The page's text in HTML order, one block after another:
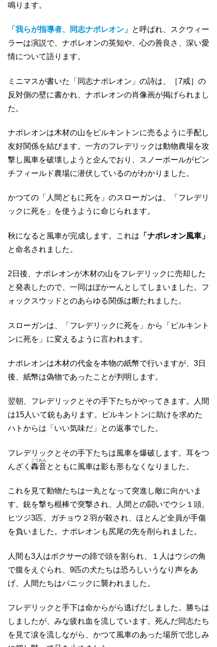
鳴ります。
「我らが指導者、同志ナポレオン」 と呼ばれ、スクウィー
ラーは演説で、ナポレオンの英知や、心の善良さ、深い愛
情について語ります。
ミニマスが書いた「同志ナポレオン」の詩は、［7戒］の
反対側の壁に書かれ、ナポレオンの肖像画が掲げられまし
た。
ナポレオンは木材の山をピルキントンに売るように手配し
友好関係を結びます。一方のフレデリックは動物農場を攻
撃し風車を破壊しようと企んでおり、スノーボールがピン
チフィールド農場に潜伏しているのがわかりました。
かつての「人間どもに死を」のスローガンは、「フレデリ
ックに死を」を使うように命じられます。
秋になると風車が完成します。これは 「ナポレオン風車」
と命名されました。
2日後、ナポレオンが木材の山をフレデリックに売却した
と発表したので、一同はぽかーんとしてしまいました。フ
ォックスウッドとのあらゆる関係は断たれました。
スローガンは、「フレデリックに死を」から「ピルキント
ンに死を」に変えるように言われます。
ナポレオンは木材の代金を本物の紙幣で行いますが、3日
後、紙幣は偽物であったことが判明します。
翌朝、フレデリックとその手下たちがやってきます。人間
は15人いて銃もあります。ピルキントンに助けを求めた
ハトからは「いい気味だ」との返事でした。
フレデリックとその手下たちは風車を爆破します。耳をつ
んざく 轟音
ごうおん
とともに風車は影も形もなくなりました。
これを見て動物たちは一丸となって突進し敵に向かいま
す。銃を撃ち棍棒で突撃され、人間との闘いでウシ１頭、
ヒツジ3匹、ガチョウ２羽が殺され、ほとんど全員が手傷
を負いました。ナポレオンも尻尾の先を削られました。
人間も3人はボクサーの蹄で頭を割られ、１人はウシの角
で腹をえぐられ、9匹の犬たちは恐ろしいうなり声をあ
げ、人間たちはパニックに襲われました。
フレデリックと手下は命からがら逃げだしました。勝ちは
しましたが、みな疲れ血を流しています。死んだ同志たち
を見て涙を流しながら、かつて風車のあった場所で悲しみ